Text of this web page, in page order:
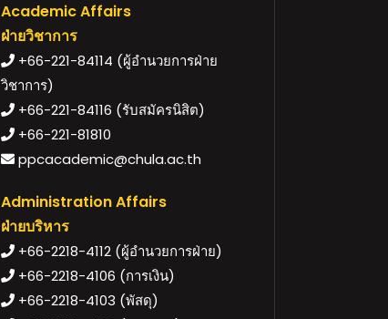
Academic Affairs
ฝ่ายวิชาการ
+66-221-84114 (ผู้อำนวยการฝ่าย
วิชาการ)
+66-221-84116 (รับสมัครนิสิต)
+66-221-81810
ppcacademic@chula.ac.th
Administration Affairs
ฝ่ายบริหาร
+66-2218-4112 (ผู้อำนวยการฝ่าย)
+66-2218-4106 (การเงิน)
+66-2218-4103 (พัสดุ)